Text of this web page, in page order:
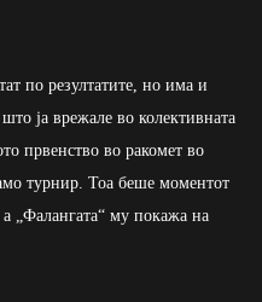
по резултатите, но има и
ја врежале во колективната
првенство во ракомет во
турнир. Тоа беше моментот
а „Фалангата“ му покажа на